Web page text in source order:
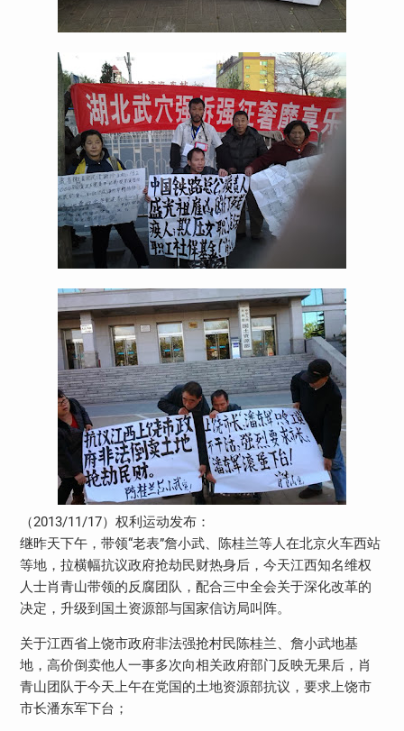
（2013/11/17）权利运动发布：
继昨天下午，带领“老表”詹小武、陈桂兰等人在北京火车西站
等地，拉横幅抗议政府抢劫民财热身后，今天江西知名维权
人士肖青山带领的反腐团队，配合三中全会关于深化改革的
决定，升级到国土资源部与国家信访局叫阵。
关于江西省上饶市政府非法强抢村民陈桂兰、詹小武地基
地，高价倒卖他人一事多次向相关政府部门反映无果后，肖
青山团队于今天上午在党国的土地资源部抗议，要求上饶市
市长潘东军下台；